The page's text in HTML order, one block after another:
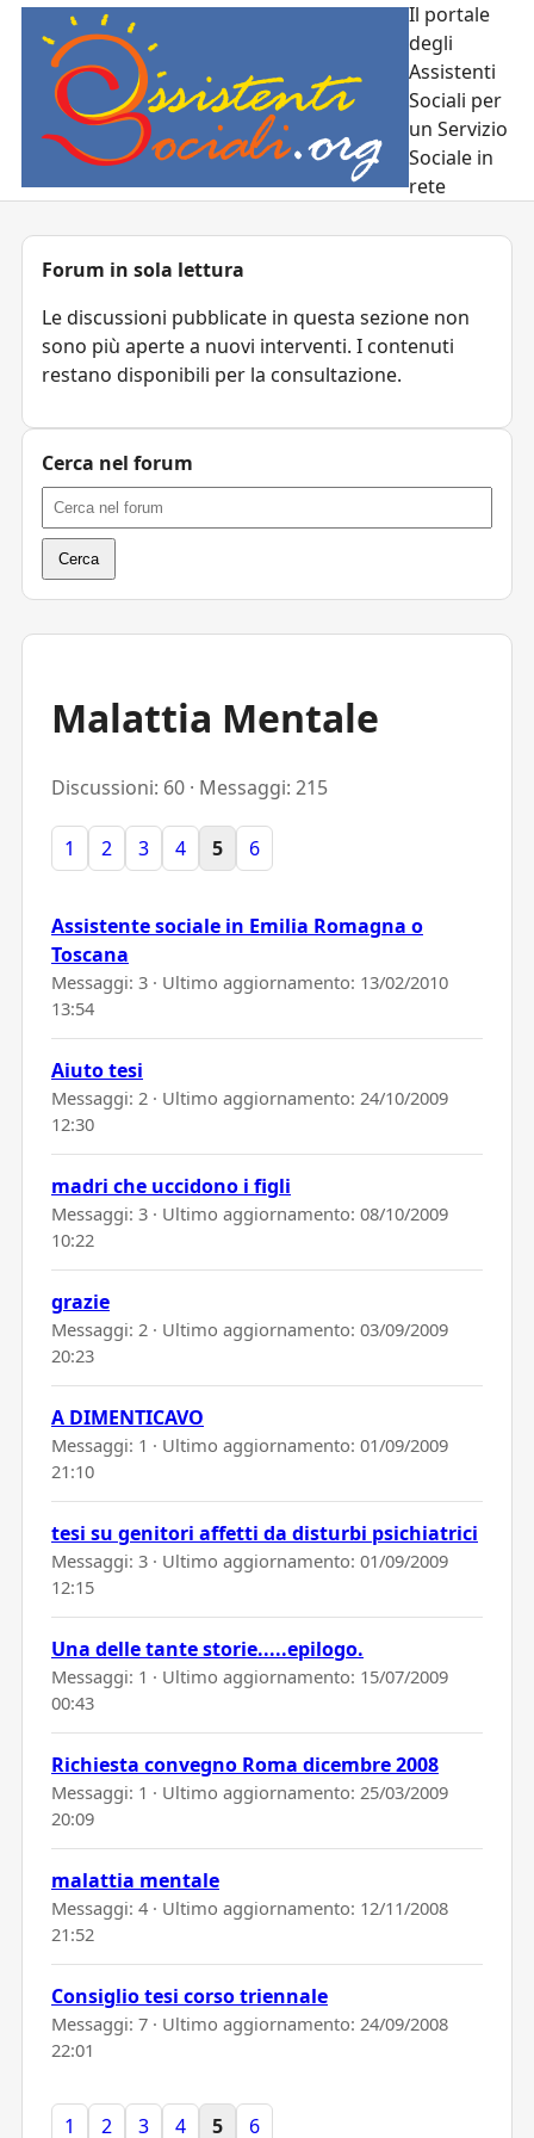
Il portale
degli
Assistenti
Sociali per
un Servizio
Sociale in
rete
Malattia Mentale
Discussioni: 60 · Messaggi: 215
1 2 3 4 5 6
Assistente sociale in Emilia Romagna o
Toscana
Messaggi: 3 · Ultimo aggiornamento: 13/02/2010
13:54
Aiuto tesi
Messaggi: 2 · Ultimo aggiornamento: 24/10/2009
12:30
madri che uccidono i figli
Messaggi: 3 · Ultimo aggiornamento: 08/10/2009
10:22
grazie
Messaggi: 2 · Ultimo aggiornamento: 03/09/2009
20:23
A DIMENTICAVO
Messaggi: 1 · Ultimo aggiornamento: 01/09/2009
21:10
tesi su genitori affetti da disturbi psichiatrici
Messaggi: 3 · Ultimo aggiornamento: 01/09/2009
12:15
Una delle tante storie.....epilogo.
Messaggi: 1 · Ultimo aggiornamento: 15/07/2009
00:43
Richiesta convegno Roma dicembre 2008
Messaggi: 1 · Ultimo aggiornamento: 25/03/2009
20:09
malattia mentale
Messaggi: 4 · Ultimo aggiornamento: 12/11/2008
21:52
Consiglio tesi corso triennale
Messaggi: 7 · Ultimo aggiornamento: 24/09/2008
22:01
1 2 3 4 5 6
Forum in sola lettura
Le discussioni pubblicate in questa sezione non
sono più aperte a nuovi interventi. I contenuti
restano disponibili per la consultazione.
Cerca nel forum
Cerca